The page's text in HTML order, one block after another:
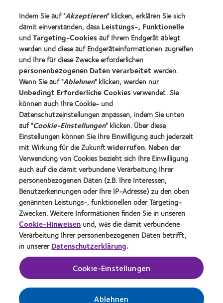
Kontaktlinsenspezialisten - Suche
Kontaktlinsen und Sehvermögen
Neuer Träger
Erfahrener Träger
Blog
Über CooperVision
Karriere
News-Zentrum
Kontakt
Legal
Datenschutzrichtlinie
Cookie-Hinweise
Nutzungsbedingungen
Impressum
Einwilligungspräferenzen verwalten
Indem Sie auf "Akzeptieren" klicken, erklären Sie sich
damit einverstanden, dass Leistungs-, Funktionelle
undTargeting-Cookiesauf Ihrem Endgerät ablegt
werden und diese auf Endgeräteinformationen zugreifen
und Ihre für diese Zwecke erforderlichen
personenbezogenen Daten verarbeitet werden.
Wenn Sie auf "Ablehnen" klicken, werden nur
Unbedingt Erforderliche Cookiesverwendet. Sie
können auch Ihre Cookie- und
Datenschutzeinstellungen anpassen, indem Sie unten
auf "Cookie-Einstellungen" klicken. Über diese
Einstellungen können Sie Ihre Einwilligung auch jederzeit
mit Wirkung für die Zukunftwiderrufen. Neben der
Verwendung von Cookies bezieht sich Ihre Einwilligung
auch auf die damit verbundene Verarbeitung Ihrer
personenbezogenen Daten (z.B. Ihre Interessen,
Benutzerkennungen oder Ihre IP-Adresse) zu den oben
genannten Leistungs-, funktionellen oder Targeting-
Zwecken. Weitere Informationen finden Sie in unseren
Cookie-Hinweisen und, was die damit verbundene
Verarbeitung Ihrer personenbezogenen Daten betrifft,
in unsererDatenschutzerklärung.
Cookie-Einstellungen
Ablehnen